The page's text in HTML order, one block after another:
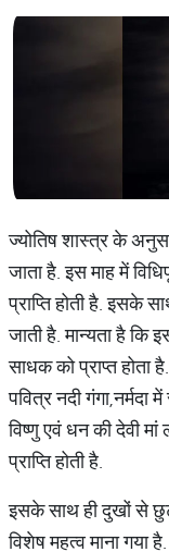
ज्योतिष शास्त्र के
जाता है. इस माह में
प्राप्ति होती है. इसके
जाती है. मान्यता है कि
साधक को प्राप्त होता
पवित्र नदी
विष्णु एवं धन की देवी
प्राप्ति होती है.
इसके साथ ही दुखों से
विशेष महत्व माना गया